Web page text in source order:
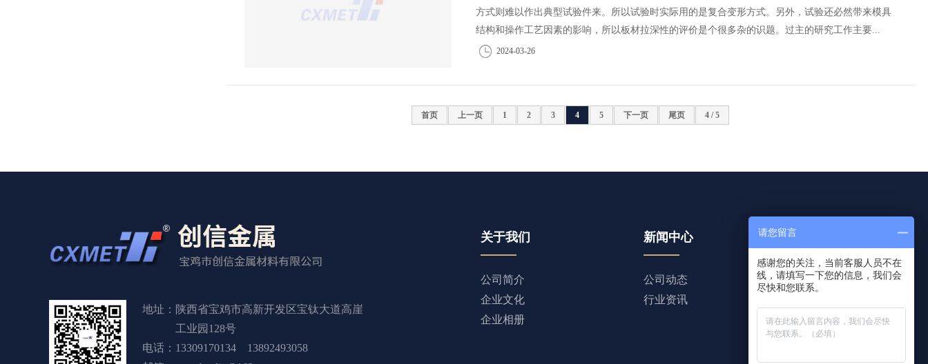
方式则难以作出典型试验件来。所以试验时实际用的是复合变形方式。另外，试验还必然带来模具
结构和操作工艺因素的影响，所以板材拉深性的评价是个很多杂的识题。过主的研究工作主要...
2024-03-26
首页 上一页 1 2 3 4 5 下一页 尾页 4 / 5
地址：陕西省宝鸡市高新开发区宝钛大道高崖
工业园128号
电话：13309170134 13892493058
关于我们
公司简介
企业文化
企业相册
新闻中心
公司动态
行业资讯
钛棒
钛制粉棒
靶材
钛丝
请您留言
感谢您的关注，当前客服人员不在
线，请填写一下您的信息，我们会
尽快和您联系。